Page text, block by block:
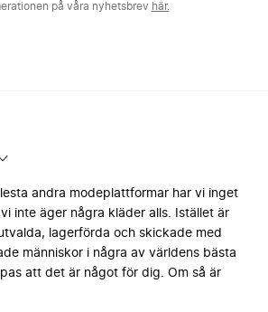
på våra nyhetsbrev här.
andra modeplattformar har vi inget
inte äger några kläder alls. Istället är
lagerförda och skickade med
människor i några av världens bästa
att det är något för dig. Om så är